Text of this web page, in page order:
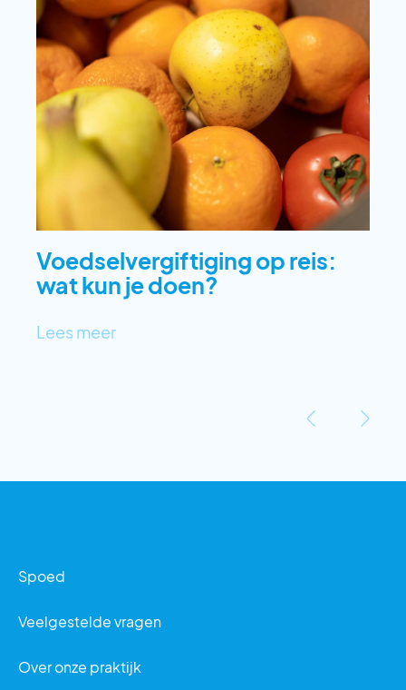
Voedselvergiftiging op reis:
wat kun je doen?
Lees meer
‹ ›
Spoed
Veelgestelde vragen
Over onze praktijk